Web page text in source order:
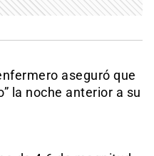
aseguró que
la noche anterior a su